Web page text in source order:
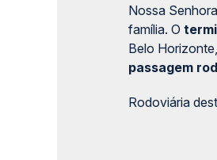
Nossa
família. O
Belo
passagem
Rodoviária